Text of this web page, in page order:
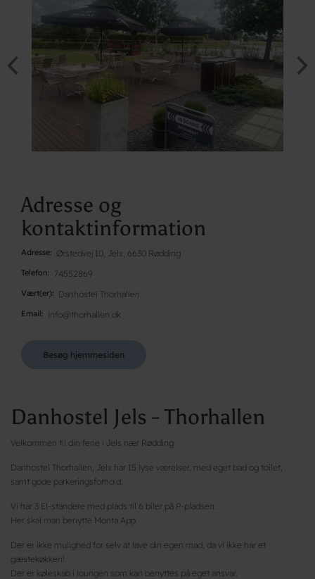
Adresse og
kontaktinformation
Adresse Ørstedvej 10, Jels, 6630 Rødding
Telefon 74552869
Vært(er) Danhostel Thorhallen
Email info@thorhallen.dk
Besøg hjemmesiden
Danhostel Jels - Thorhallen
Velkommen til din ferie i Jels nær Rødding
Danhostel Thorhallen, Jels har 15 lyse værelser, med eget bad og toilet,
samt gode parkeringsforhold.
Vi har 3 El-standere med plads til 6 biler på P-pladsen.
Her skal man benytte Monta App.
Der er ikke mulighed for selv at lave din egen mad, da vi ikke har et
gæstekøkken!
Der er køleskab i loungen som kan benyttes på eget ansvar.